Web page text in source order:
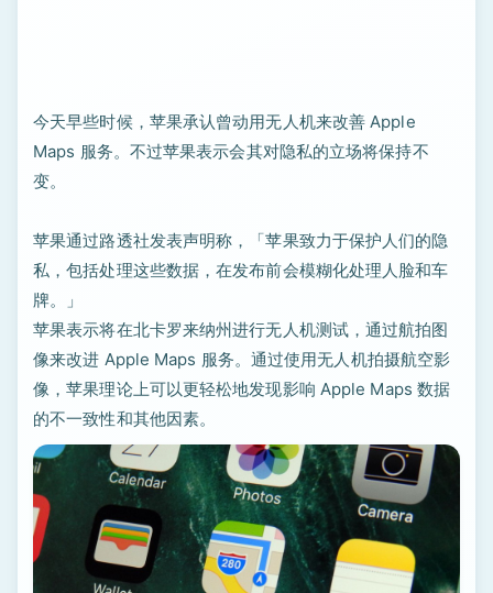
今天早些时候，苹果承认曾动用无人机来改善 Apple
Maps 服务。不过苹果表示会其对隐私的立场将保持不
变。
苹果通过路透社发表声明称，「苹果致力于保护人们的隐
私，包括处理这些数据，在发布前会模糊化处理人脸和车
牌。」
苹果表示将在北卡罗来纳州进行无人机测试，通过航拍图
像来改进 Apple Maps 服务。通过使用无人机拍摄航空影
像，苹果理论上可以更轻松地发现影响 Apple Maps 数据
的不一致性和其他因素。